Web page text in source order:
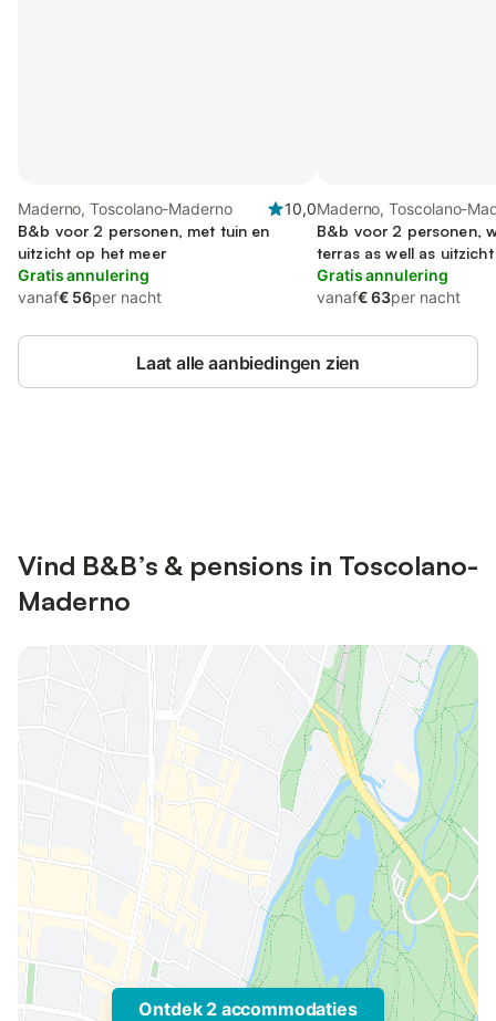
Maderno, Toscolano-Maderno
10,0
B&b voor 2 personen, met tuin en
uitzicht op het meer
Gratis annulering
vanaf€ 56per nacht
Maderno, Toscolano-
B&b voor 2 personen,
terras as well as uitzicht
Gratis annulering
vanaf€ 63per nacht
Laat alle aanbiedingen zien
Vind B&B’s & pensions in Toscolano-
Maderno
Ontdek 2 accommodaties